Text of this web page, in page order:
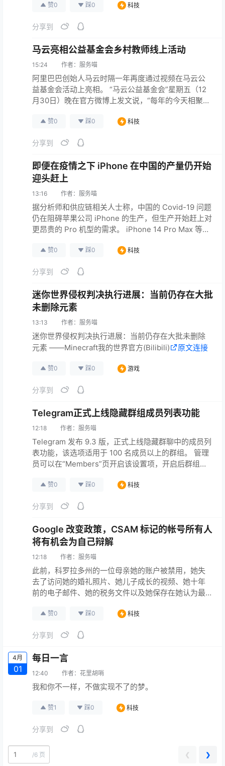
赞0 踩0 科技
分享到
马云亮相公益基金会乡村教师线上活动
15:24 作者： 服务喵
阿里巴巴创始人马云时隔一年再度通过视频在马云公
益基金会活动上亮相。 “马云公益基金会”星期五（12
月30日）晚在官方微博上发文说，“每年的今天相聚，
了，致敬每一位乡村老师，你们的智慧、乐观、阳光
原文连接
赞0 踩0 科技
分享到
即便在疫情之下 iPhone 在中国的产量仍开始
迎头赶上
13:16 作者： 服务喵
据分析师和供应链相关人士称，中国的 Covid-19 问题
仍在阻碍苹果公司 iPhone 的生产，但生产开始赶上对
更昂贵的 Pro 机型的需求。 iPhone 14 Pro Max 等机
整体增长放缓之际增加收入战略不可或缺的一部分。
由富士康科技集团在中国中部城市郑州运营的 iPh…
赞0 踩0 科技
分享到
迷你世界侵权判决执行进展：当前仍存在大批
未删除元素
13:13 作者： 服务喵
迷你世界侵权判决执行进展：当前仍存在大批未删除
元素 ——Minecraft我的世界官方(Bilibili)
原文连接
赞0 踩0 游戏
分享到
Telegram正式上线隐藏群组成员列表功能
12:18 作者： 服务喵
Telegram 发布 9.3 版，正式上线隐藏群聊中的成员列
表功能，该选项适用于 100 名成员以上的群组。 管理
员可以在“Members”页开启该设置项，开启后群组成
普通成员无法通过@来选择某个用户，隐藏功能对旧
同群组。 —— Telegram Blog
赞0 踩0 科技
分享到
Google 改变政策，CSAM 标记的帐号所有人
将有机会为自己辩解
12:18 作者： 服务喵
此前，科罗拉多州的一位母亲她的账户被禁用，她失
去了访问她的婚礼照片、她儿子成长的视频、她十年
前的电子邮件、她的税务文件以及她保存在她认为最
了什么。她9岁的孩子最终承认，他用她的一部旧智能
在，在《纽约时报》报道后，谷歌已经改变了其上诉
的用户能够证明自己的清…
赞0 踩0 科技
分享到
4月
01
每日一言
12:40 作者： 花里胡哨
我和你不一样，不做实现不了的梦。
赞1 踩0 科技
分享到
/6 页 ❮ ❯